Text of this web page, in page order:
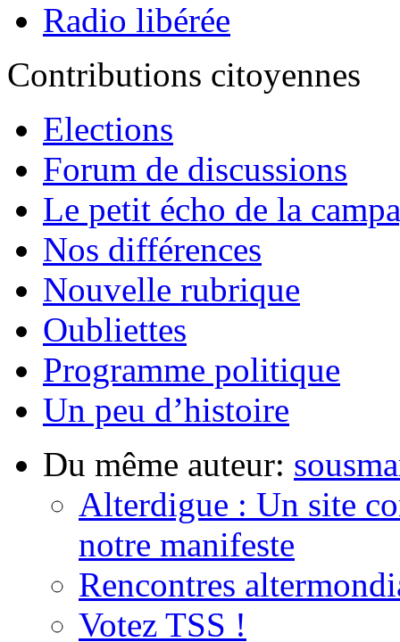
Radio libérée
Contributions citoyennes
Elections
Forum de discussions
Le petit écho de la
Nos différences
Nouvelle rubrique
Oubliettes
Programme politique
Un peu d’histoire
Du même auteur:
Alterdigue : Un site
notre manifeste
Rencontres
Votez TSS !